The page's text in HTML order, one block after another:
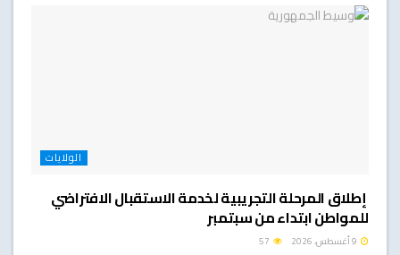
الولايات
إطلاق المرحلة التجريبية لخدمة الاستقبال الافتراضي
للمواطن ابتداء من سبتمبر